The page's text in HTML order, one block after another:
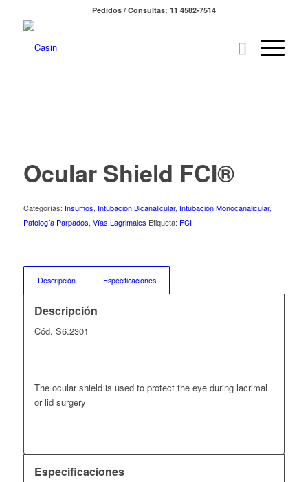
Pedidos / Consultas: 11 4582-7514
Ocular Shield FCI®
Categorías: Insumos, Intubación Bicanalicular, Intubación Monocanalicular,
Patología Parpados, Vías Lagrimales Etiqueta: FCI
Descripción Especificaciones
Descripción
Cód. S6.2301
The ocular shield is used to protect the eye during lacrimal
or lid surgery
Especificaciones